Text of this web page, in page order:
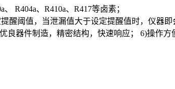
R404a、R410a、R417等卤素；
醒阈值，当泄漏值大于设定提醒值时，仪器
良器件制造，精密结构，快速响应； 6)操作方